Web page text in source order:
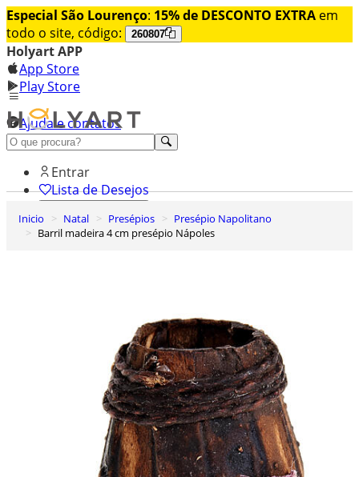
Especial São Lourenço: 15% de DESCONTO EXTRA em
todo o site, código:
260807
Holyart APP
App Store
Play Store
Ajuda e contatos
Conheça premium
Entrar
Lista de Desejos
Carrinho de Compras
Inicio Natal Presépios
Presépio Napolitano
Barril madeira 4 cm presépio Nápoles